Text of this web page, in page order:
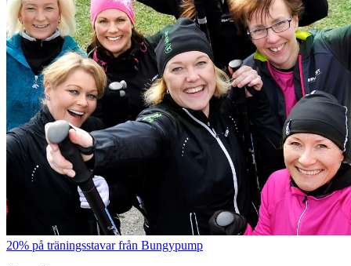
20% på träningsstavar från Bungypump